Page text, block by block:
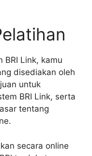
BRI Link, kamu
disediakan oleh
untuk
BRI Link, serta
tentang
secara online